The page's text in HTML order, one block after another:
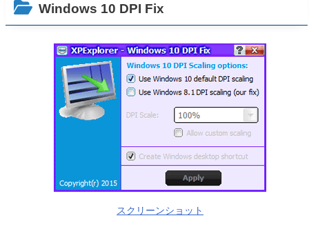
Windows 10 DPI Fix
スクリーンショット